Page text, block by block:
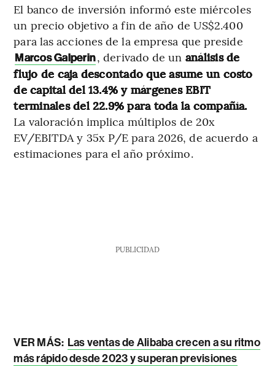
El banco de inversión informó este miércoles
un precio objetivo a fin de año de US$2.400
para las acciones de la empresa que preside
Marcos Galperin, derivado de un análisis de
flujo de caja descontado que asume un costo
de capital del 13.4% y márgenes EBIT
terminales del 22.9% para toda la compañía.
La valoración implica múltiplos de 20x
EV/EBITDA y 35x P/E para 2026, de acuerdo a
estimaciones para el año próximo.
PUBLICIDAD
VER MÁS: Las ventas de Alibaba crecen a su ritmo
más rápido desde 2023 y superan previsiones